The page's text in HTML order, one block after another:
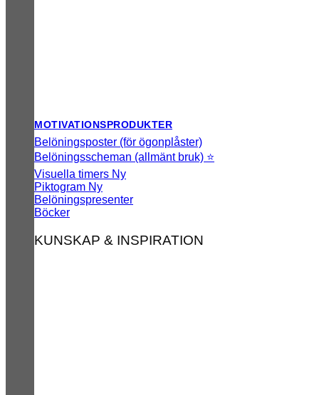
MOTIVATIONSPRODUKTER
Belöningsposter (för ögonplåster)
Belöningsscheman (allmänt bruk) ⭐
Visuella timers
Piktogram
Belöningspresenter
Böcker
KUNSKAP & INSPIRATION